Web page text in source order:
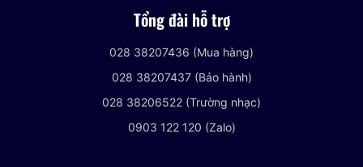
Tổng đài hỗ trợ
028 38207436 (Mua hàng)
028 38207437 (Bảo hành)
028 38206522 (Trường nhạc)
0903 122 120 (Zalo)